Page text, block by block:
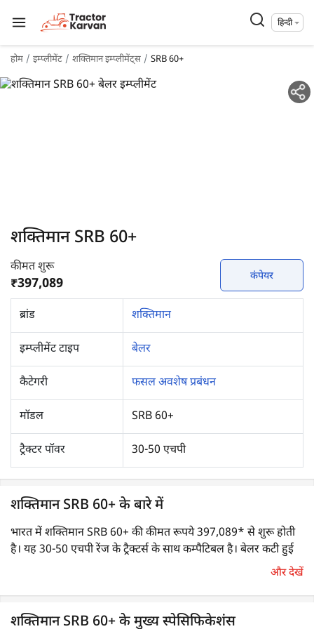
हिन्दी
होम इम्प्लीमेंट शक्तिमान इम्प्लीमेंट्स SRB 60+
शक्तिमान SRB 60+
कीमत शुरू
₹397,089 कंपेयर
ब्रांड शक्तिमान
इम्प्लीमेंट टाइप बेलर
कैटेगरी फसल अवशेष प्रबंधन
मॉडल SRB 60+
ट्रैक्टर पॉवर 30-50 एचपी
शक्तिमान SRB 60+ के बारे में
भारत में शक्तिमान SRB 60+ की कीमत रूपये 397,089* से शुरू होती
है। यह 30-50 एचपी रेंज के ट्रैक्टर्स के साथ कम्पैटिबल है। बेलर कटी हुई
और रेक की गई फसल के अवशेषों को कॉम्पैक्ट बेल्स में संगृहीत करने के
परिवहन करना आसान और सुविधाजनक बनाती हैं।
और देखें
शक्तिमान SRB 60+ के मुख्य स्पेसिफिकेशंस